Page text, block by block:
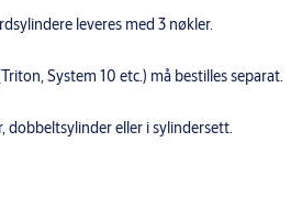
leveres med 3 nøkler.
System 10 etc.) må bestilles separat.
dobbeltsylinder eller i sylindersett.